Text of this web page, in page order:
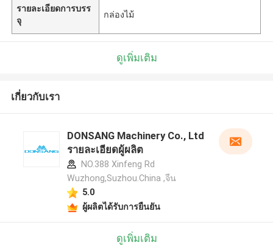
รายละเอียดการบรร
จุ
กล่องไม้
ดูเพิ่มเติม
เกี่ยวกับเรา
DONSANG Machinery Co., Ltd
รายละเอียดผู้ผลิต
NO.388 Xinfeng Rd
Wuzhong,Suzhou.China ,จีน
5.0
ผู้ผลิตได้รับการยืนยัน
ดูเพิ่มเติม